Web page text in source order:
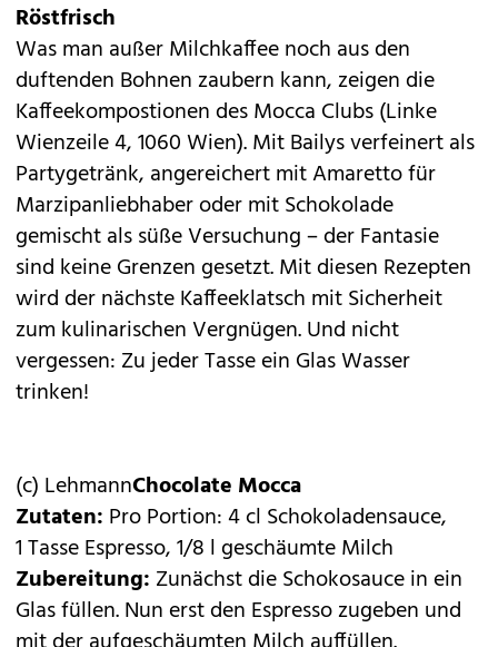
Röstfrisch
Was man außer Milchkaffee noch aus den
duftenden Bohnen zaubern kann, zeigen die
Kaffeekompostionen des Mocca Clubs (Linke
Wienzeile 4, 1060 Wien). Mit Bailys verfeinert als
Partygetränk, angereichert mit Amaretto für
Marzipanliebhaber oder mit Schokolade
gemischt als süße Versuchung – der Fantasie
sind keine Grenzen gesetzt. Mit diesen Rezepten
wird der nächste Kaffeeklatsch mit Sicherheit
zum kulinarischen Vergnügen. Und nicht
vergessen: Zu jeder Tasse ein Glas Wasser
trinken!
(c) LehmannChocolate Mocca
Zutaten: Pro Portion: 4 cl Schokoladensauce,
1 Tasse Espresso, 1/8 l geschäumte Milch
Zubereitung: Zunächst die Schokosauce in ein
Glas füllen. Nun erst den Espresso zugeben und